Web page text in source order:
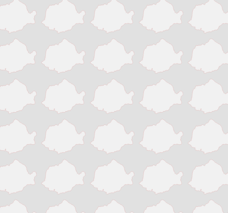
Timisoara
Tinaud
Turnu Magurele
Vaslui
Victoria
Zalau